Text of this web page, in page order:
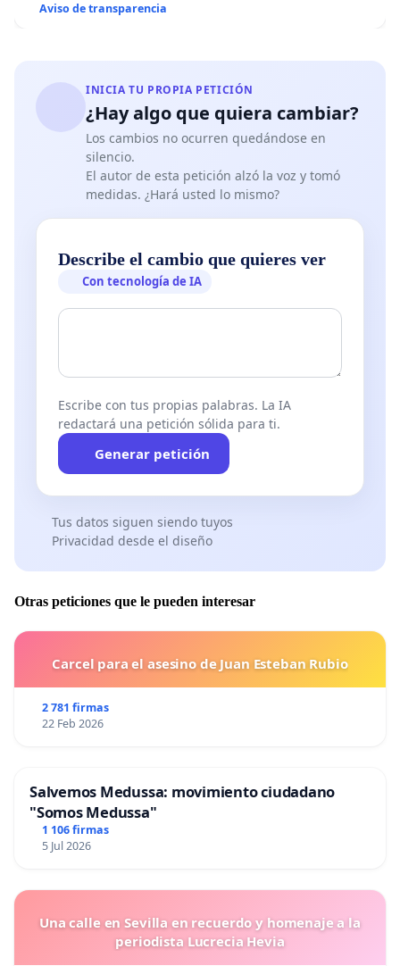
Aviso de transparencia
INICIA TU PROPIA PETICIÓN
¿Hay algo que quiera cambiar?
Los cambios no ocurren quedándose en
silencio.
El autor de esta petición alzó la voz y tomó
medidas. ¿Hará usted lo mismo?
Describe el cambio que quieres ver
Con tecnología de IA
Escribe con tus propias palabras. La IA
redactará una petición sólida para ti.
Generar petición
Tus datos siguen siendo tuyos
Privacidad desde el diseño
Otras peticiones que le pueden interesar
Carcel para el asesino de Juan Esteban Rubio
2 781 firmas
22 Feb 2026
Salvemos Medussa: movimiento ciudadano
"Somos Medussa"
1 106 firmas
5 Jul 2026
Una calle en Sevilla en recuerdo y homenaje a la
periodista Lucrecia Hevia